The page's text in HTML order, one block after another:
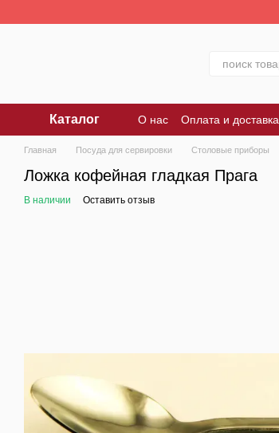
Каталог О нас Оплата и доставка
Главная Посуда для сервировки Столовые приборы
Ложка кофейная гладкая Прага
В наличии Оставить отзыв